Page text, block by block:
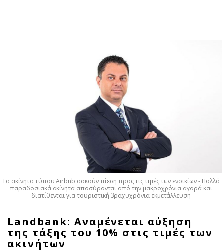
ΣΥΝΔΕΣΗ
Προεδρικές 2023
Διπλωματία
Αθλητισμός
Κύπρος
Απόψεις
Αρθρογραφία
The Hill
Υγεία
Αγγελίες
Ενοικιάζονται
Πωλούνται
Ζητούν εργασία
Θέσεις εργασίας
Geek
Τα ακίνητα τύπου Airbnb ασκούν πίεση προς τις τιμές των ενοικίων - Πολλά
παραδοσιακά ακίνητα αποσύρονται από την μακροχρόνια αγορά και
διατίθενται για τουριστική βραχυχρόνια εκμετάλλευση
Landbank: Αναμένεται αύξηση
της τάξης του 10% στις τιμές των
ακινήτων